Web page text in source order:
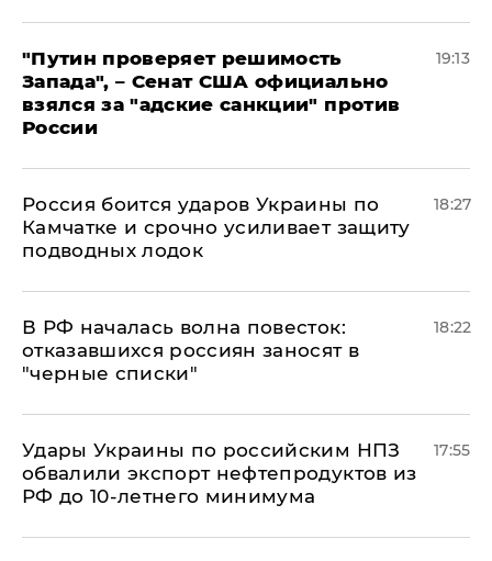
"Путин проверяет решимость
Запада", – Сенат США официально
взялся за "адские санкции" против
России
19:13
Россия боится ударов Украины по
Камчатке и срочно усиливает защиту
подводных лодок
18:27
​В РФ началась волна повесток:
отказавшихся россиян заносят в
"черные списки"
18:22
Удары Украины по российским НПЗ
обвалили экспорт нефтепродуктов из
РФ до 10-летнего минимума
17:55